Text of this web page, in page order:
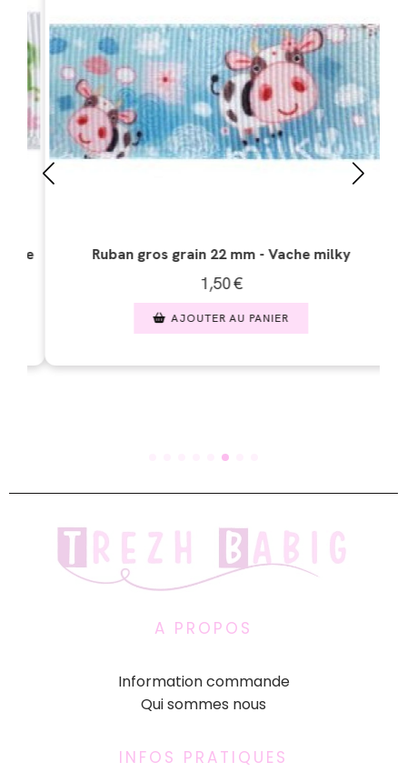
Ruban gros grain 22 mm - Vache milky
1,50€
AJOUTER AU PANIER
A PROPOS
Information commande
Qui sommes nous
INFOS PRATIQUES